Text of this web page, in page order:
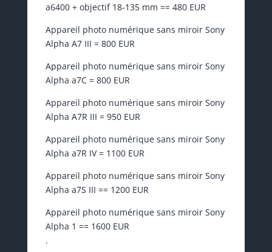
a6400 + objectif 18-135 mm == 480 EUR
Appareil photo numérique sans miroir Sony
Alpha A7 III = 800 EUR
Appareil photo numérique sans miroir Sony
Alpha a7C = 800 EUR
Appareil photo numérique sans miroir Sony
Alpha A7R III = 950 EUR
Appareil photo numérique sans miroir Sony
Alpha a7R IV = 1100 EUR
Appareil photo numérique sans miroir Sony
Alpha a7S III == 1200 EUR
Appareil photo numérique sans miroir Sony
Alpha 1 == 1600 EUR
.